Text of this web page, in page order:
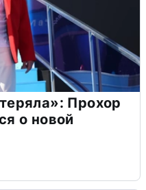
Прохор
о новой